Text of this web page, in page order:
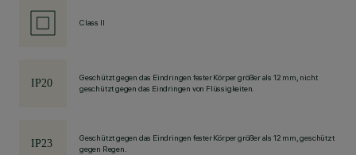
Class II
Geschützt gegen das Eindringen fester Körper größer als 12 mm, nicht
geschützt gegen das Eindringen von Flüssigkeiten.
Geschützt gegen das Eindringen fester Körper größer als 12 mm, geschützt
gegen Regen.